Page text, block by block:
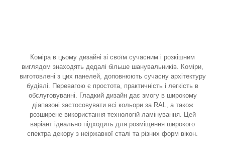
Коміра в цьому дизайні зі своїм сучасним і розкішним
виглядом знаходять дедалі більше шанувальників. Коміри,
виготовлені з цих панелей, доповнюють сучасну архітектуру
будівлі. Перевагою є простота, практичність і легкість в
обслуговуванні. Гладкий дизайн дає змогу в широкому
діапазоні застосовувати всі кольори за RAL, а також
розширене використання технологій ламінування. Цей
варіант ідеально підходить для розміщення широкого
спектра декору з неіржавкої сталі та різних форм вікон.